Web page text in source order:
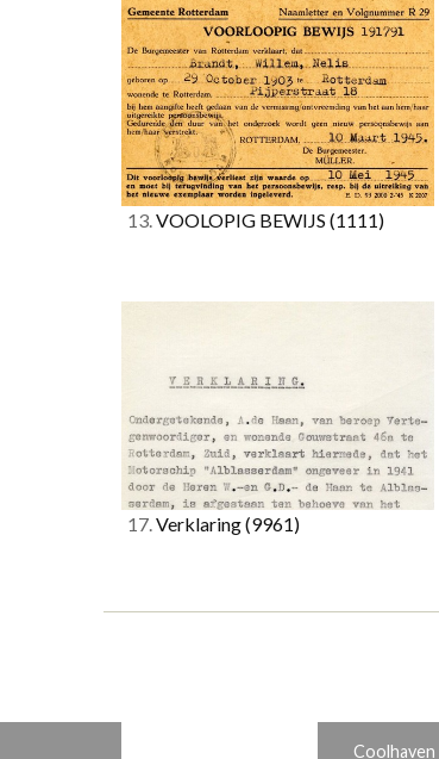
13.VOOLOPIG BEWIJS (1111)
17.Verklaring(9961)
Coolhaven